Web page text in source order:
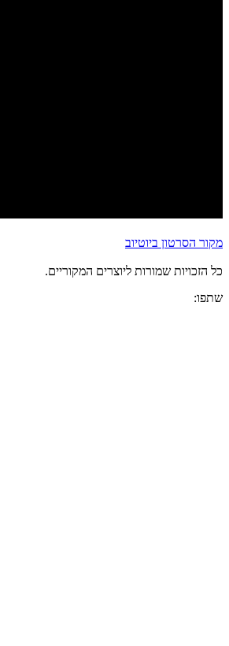
מקור הסרטון ביוטיוב
כל הזכויות שמורות ליוצרים המקוריים.
שתפו: